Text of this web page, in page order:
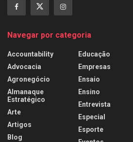
Navegar por categoria
Accountability
Advocacia
Agronegócio
Almanaque
Estratégico
Arte
Artigos
Blog
Educação
Empresas
Ensaio
Ensino
Entrevista
Especial
Esporte